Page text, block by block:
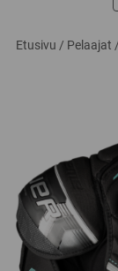
Etusivu / Pelaajat /